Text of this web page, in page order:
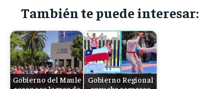
También te puede interesar:
Gobierno del Maule
Gobierno Regional